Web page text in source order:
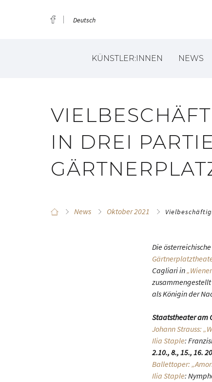
Deutsch
KÜNSTLER:INNEN NEWS
IN DREI
News Oktober 2021
Die
Cagliari in
als Königin der
Staatstheater am
Johann Strauss:
Ilia Staple:
2.10., 8., 15., 16.
Ballettoper:
Ilia Staple: